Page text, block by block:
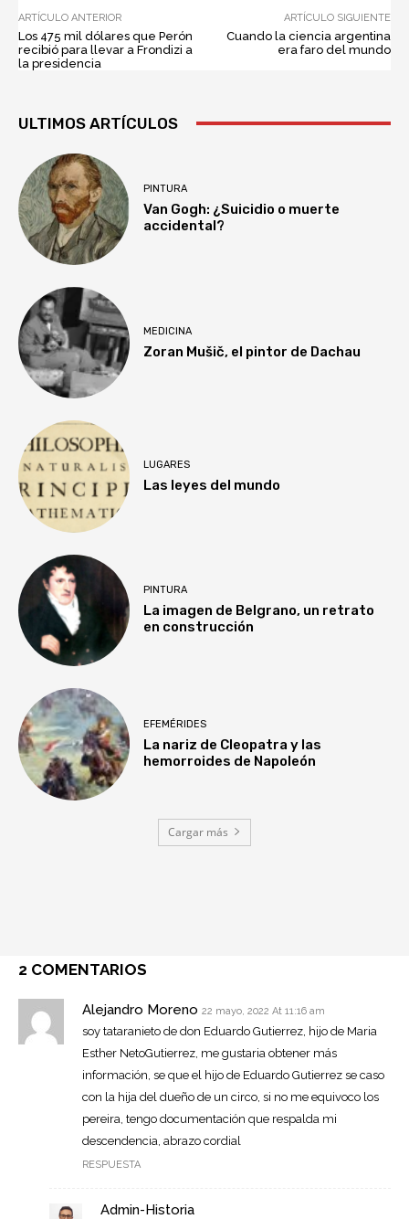
ARTÍCULO ANTERIOR
Los 475 mil dólares que Perón
recibió para llevar a Frondizi a
la presidencia
ARTÍCULO SIGUIENTE
Cuando la ciencia argentina
era faro del mundo
ULTIMOS ARTÍCULOS
PINTURA
Van Gogh: ¿Suicidio o muerte
accidental?
MEDICINA
Zoran Mušič, el pintor de Dachau
LUGARES
Las leyes del mundo
PINTURA
La imagen de Belgrano, un retrato
en construcción
EFEMÉRIDES
La nariz de Cleopatra y las
hemorroides de Napoleón
Cargar más
2 COMENTARIOS
Alejandro Moreno 22 mayo, 2022 At 11:16 am
soy tataranieto de don Eduardo Gutierrez, hijo de Maria
Esther NetoGutierrez, me gustaria obtener más
información, se que el hijo de Eduardo Gutierrez se caso
con la hija del dueño de un circo, si no me equivoco los
pereira, tengo documentación que respalda mi
descendencia, abrazo cordial
RESPUESTA
Admin-Historia